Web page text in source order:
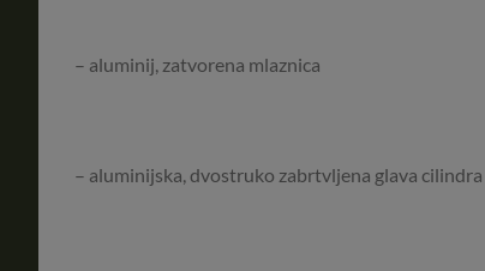
– aluminij, zatvorena mlaznica
– aluminijska, dvostruko zabrtvljena glava cilindra